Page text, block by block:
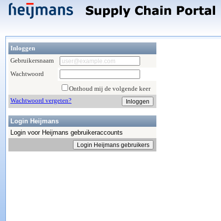
Inloggen
Gebruikersnaam
Wachtwoord
Onthoud mij de volgende keer
Wachtwoord vergeten?
Login Heijmans
Login voor Heijmans gebruikeraccounts